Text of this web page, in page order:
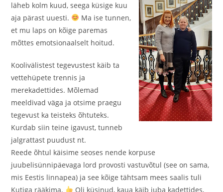
läheb kolm kuud, seega küsige kuu
aja pärast uuesti.
Ma ise tunnen,
et mu laps on kõige paremas
mõttes emotsionaalselt hoitud.
Koolivälistest tegevustest käib ta
vettehüpete trennis ja
merekadettides. Mõlemad
meeldivad väga ja otsime praegu
tegevust ka teisteks õhtuteks.
Kurdab siin teine igavust, tunneb
jalgrattast puudust nt.
Reede õhtul käisime seoses nende korpuse
juubelisünnipäevaga lord provosti vastuvõtul (see on sama,
mis Eestis linnapea) ja see kõige tähtsam mees saalis tuli
Kutiga rääkima.
Oli küsinud, kaua käib juba kadettides,